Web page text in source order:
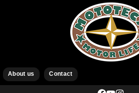
About us Contact